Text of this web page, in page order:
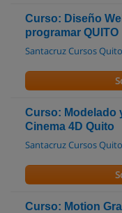
Curso: Diseño
programar QUITO
Santacruz Cursos Quito
Curso: Modelado
Cinema 4D Quito
Santacruz Cursos Quito
Curso: Motion